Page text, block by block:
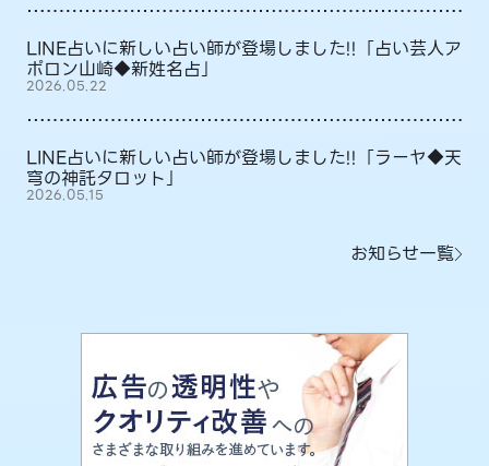
LINE占いに新しい占い師が登場しました!!「占い芸人ア
ポロン山崎◆新姓名占」
2026.05.22
LINE占いに新しい占い師が登場しました!!「ラーヤ◆天
穹の神託タロット」
2026.05.15
お知らせ一覧